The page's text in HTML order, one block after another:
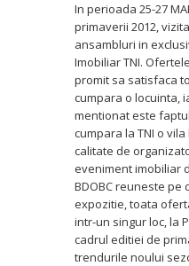
In perioada 25-27
primaverii 2012,
ansambluri in
Imobiliar TNI.
promit sa satisfaca
cumpara o locuinta,
mentionat este
cumpara la TNI o
calitate de
eveniment imobiliar
BDOBC reuneste pe
expozitie, toata
intr-un singur loc, la
cadrul editiei de
trendurile noului